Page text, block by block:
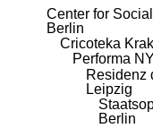
Center for
Berlin
Cricoteka
Performa
Residenz
Leipzig
Berlin